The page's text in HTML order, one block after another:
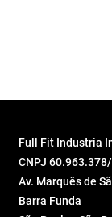
Full Fit Industria
CNPJ
Av. Marquês de
Barra Funda